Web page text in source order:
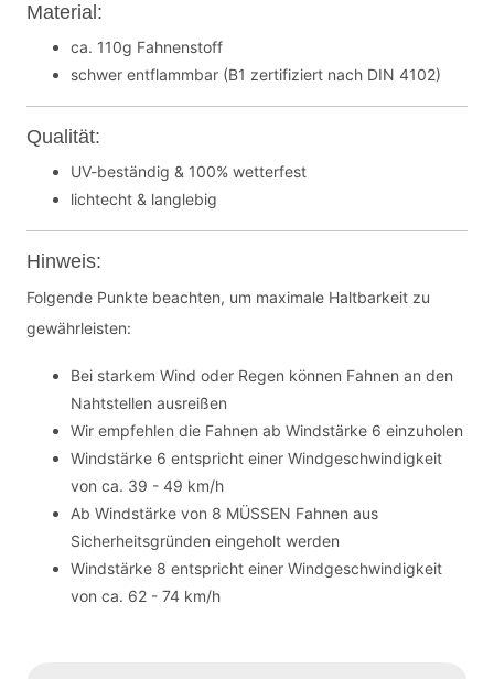
Material:
ca. 110g Fahnenstoff
schwer entflammbar (B1 zertifiziert nach DIN 4102)
Qualität:
UV-beständig & 100% wetterfest
lichtecht & langlebig
Hinweis:
Folgende Punkte beachten, um maximale Haltbarkeit zu
gewährleisten:
Bei starkem Wind oder Regen können Fahnen an den
Nahtstellen ausreißen
Wir empfehlen die Fahnen ab Windstärke 6 einzuholen
Windstärke 6 entspricht einer Windgeschwindigkeit
von ca. 39 - 49 km/h
Ab Windstärke von 8 MÜSSEN Fahnen aus
Sicherheitsgründen eingeholt werden
Windstärke 8 entspricht einer Windgeschwindigkeit
von ca. 62 - 74 km/h